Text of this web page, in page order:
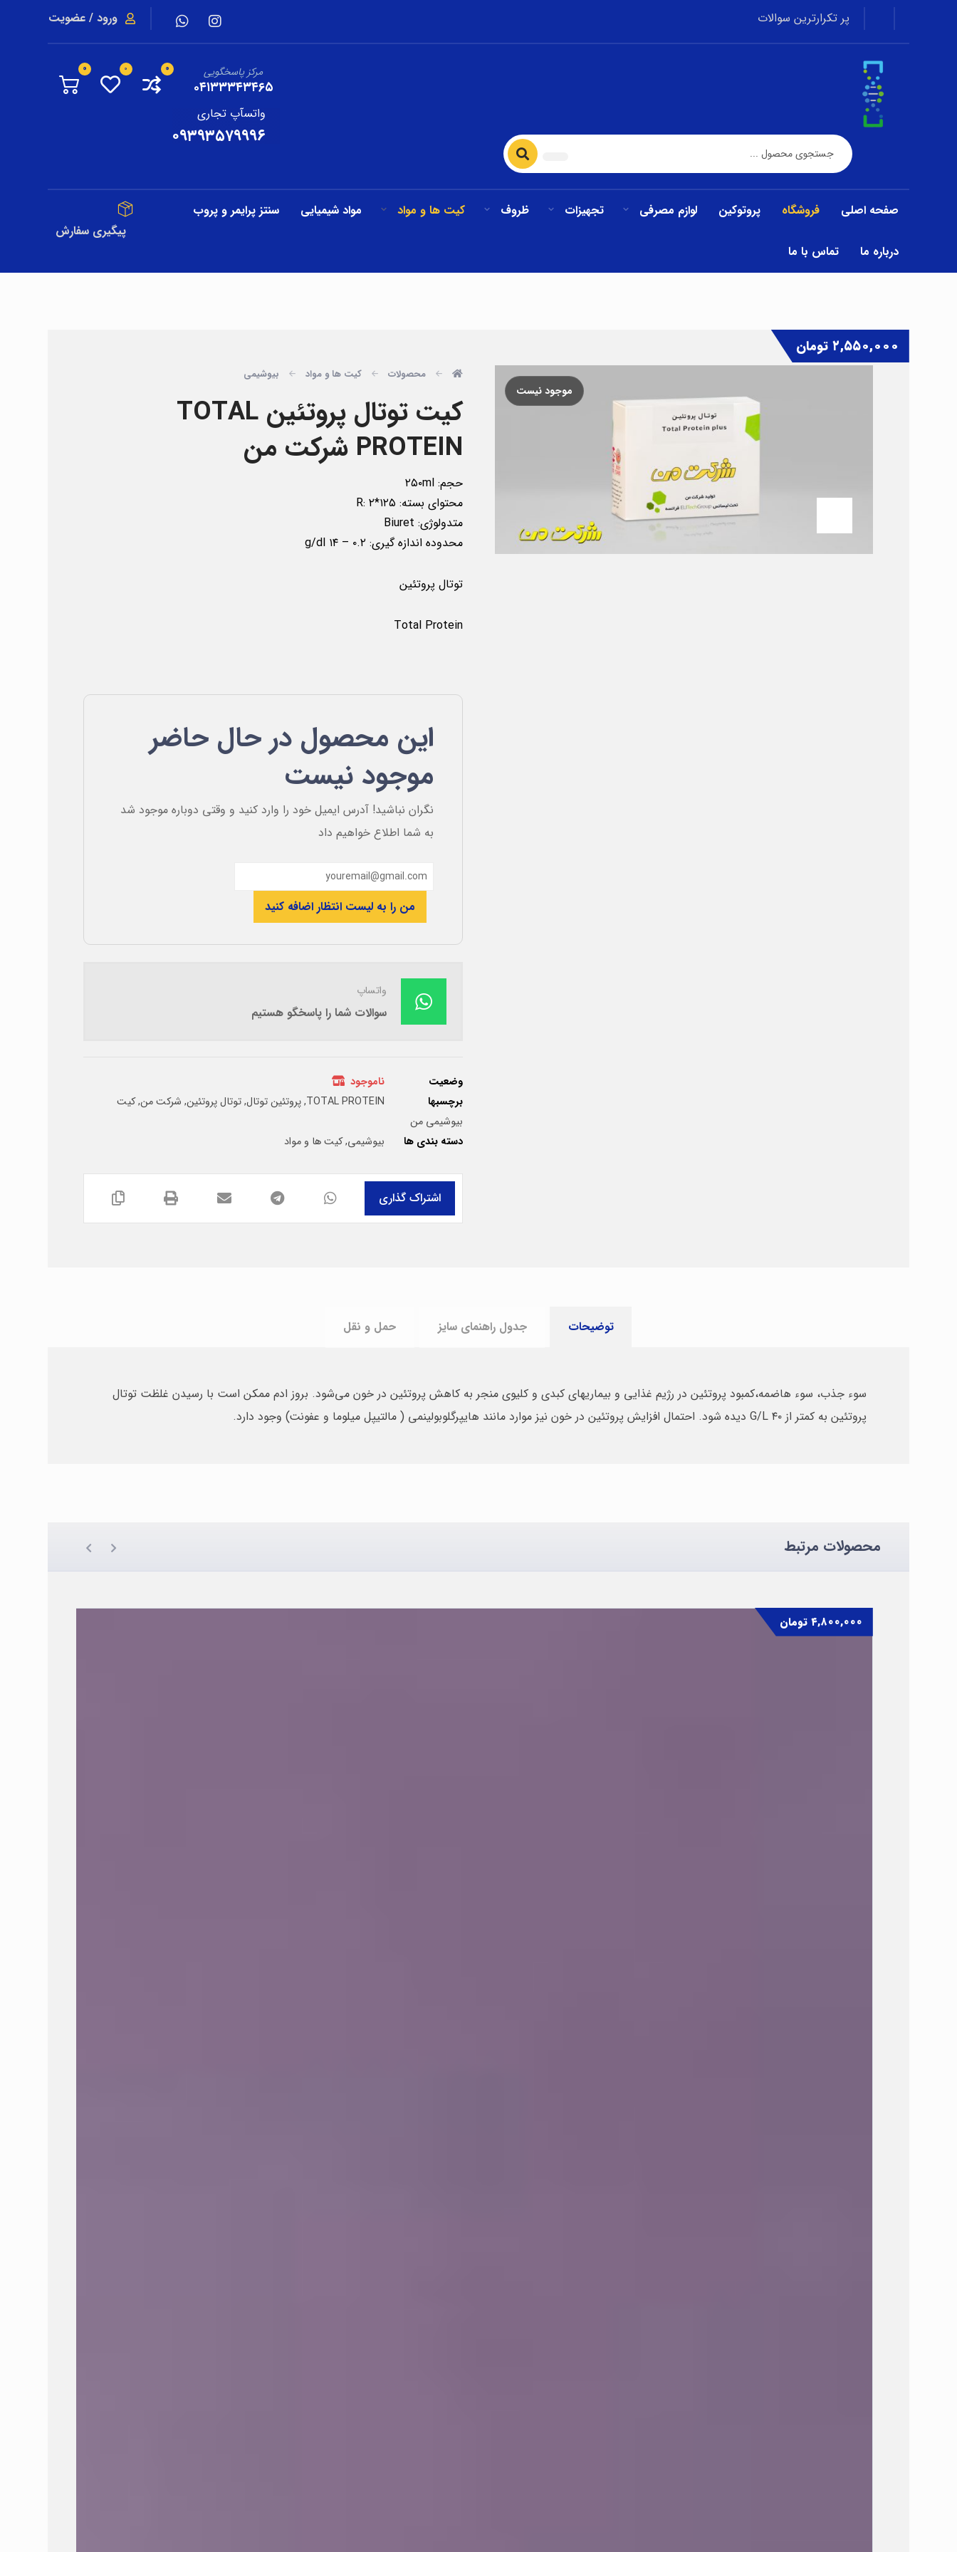
پر تکرارترین سوالات ورود / عضویت
مرکز پاسخگویی
۰۴۱۳۳۳۴۳۴۶۵
واتسآپ تجاری
۰۹۳۹۳۵۷۹۹۹۶
صفحه اصلی فروشگاه پروتوکین لوازم مصرفی تجهیزات ظروف کیت ها و مواد مواد شیمیایی سنتز پرایمر و پروب
درباره ما تماس با ما
پیگیری سفارش
موجود نیست
محصولات کیت ها و مواد بیوشیمی
کیت توتال پروتئین TOTAL
PROTEIN شرکت من
۲,۵۵۰,۰۰۰ تومان
حجم: ۲۵۰ml
محتوای بسته: R: ۲*۱۲۵
متدولوژی: Biuret
محدوده اندازه گیری: ۰.۲ – ۱۴ g/dl
توتال پروتئین
Total Protein
این محصول در حال حاضر
موجود نیست
نگران نباشید! آدرس ایمیل خود را وارد کنید و وقتی دوباره موجود شد
به شما اطلاع خواهیم داد
من را به لیست انتظار اضافه کنید
واتساپ
سوالات شما را پاسخگو هستیم
وضعیت
ناموجود
برچسبها
TOTAL PROTEIN
,پروتئین توتال,توتال پروتئین, شرکت من,کیت
بیوشیمی من
دسته بندی ها
بیوشیمی,کیت ها و مواد
توضیحات جدول راهنمای سایز حمل و نقل
سوء جذب، سوء هاضمه،کمبود پروتئین در رژیم غذایی و بیماریهای کبدی و کلیوی منجر به کاهش پروتئین در خون می‌شود. بروز ادم ممکن است با رسیدن غلظت توتال
پروتئین به کمتر از ۴۰ G/L دیده شود. احتمال افزایش پروتئین در خون نیز موارد مانند هایپرگلوبولینمی ( مالتیپل میلوما و عفونت) وجود دارد.
محصولات مرتبط
۴,۸۰۰,۰۰۰ تومان